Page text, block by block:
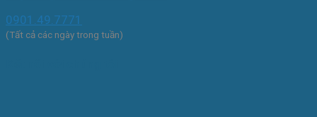
0901.49.7771
(Tất cả các ngày trong tuần)